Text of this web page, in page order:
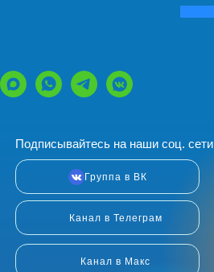
Группа в ВК
Канал в Телеграм
Канал в Макс
Подписывайтесь на наши соц. сети